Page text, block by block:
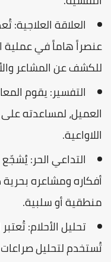
العلاقة العلاجية:
عنصراً هاماً في عملية
للكشف عن المشاعر
التفسير: يقوم
العميل، لمساعدته
اللاواعية.
التداعي الحر:
أفكاره ومشاعره بحرية
منطقية أو سلبية.
تحليل الأحلام:
تُستخدم لتحليل